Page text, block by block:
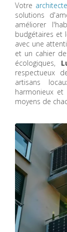
Votre
solutions
améliorer
budgétaires et
avec une
et un cahier
écologiques,
respectueux
artisans
harmonieux
moyens de